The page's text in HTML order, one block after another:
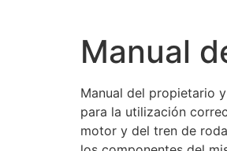
Manual
Manual del propietario
para la utilización
motor y del tren de